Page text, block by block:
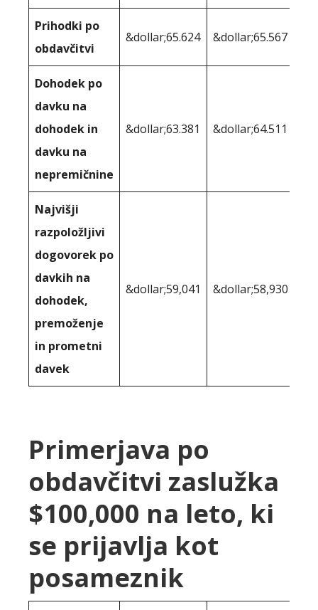
Prihodki po
obdavčitvi
&dollar;65.624 &dollar;65.567
Dohodek po
davku na
dohodek in
davku na
nepremičnine
&dollar;63.381 &dollar;64.511
Najvišji
razpoložljivi
dogovorek po
davkih na
dohodek,
premoženje
in prometni
davek
&dollar;59,041 &dollar;58,930
Primerjava po
obdavčitvi zaslužka
$100,000 na leto, ki
se prijavlja kot
posameznik